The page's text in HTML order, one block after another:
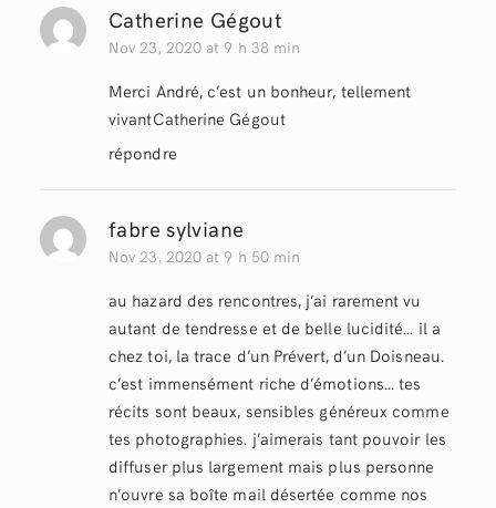
Catherine Gégout
Nov 23, 2020 at 9 h 38 min
Merci André, c’est un bonheur, tellement
vivantCatherine Gégout
répondre
fabre sylviane
Nov 23, 2020 at 9 h 50 min
au hazard des rencontres, j’ai rarement vu
autant de tendresse et de belle lucidité… il a
chez toi, la trace d’un Prévert, d’un Doisneau.
c’est immensément riche d’émotions… tes
récits sont beaux, sensibles généreux comme
tes photographies. j’aimerais tant pouvoir les
diffuser plus largement mais plus personne
n’ouvre sa boîte mail désertée comme nos